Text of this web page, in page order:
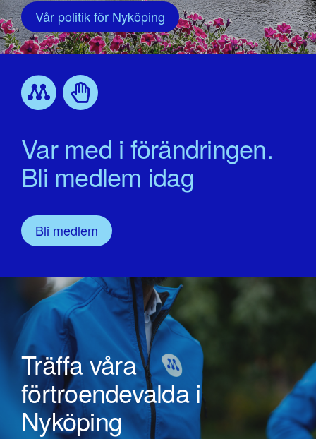
Vår politik för Nyköping
Var med i förändringen.
Bli medlem idag
Bli medlem
Träffa våra
förtroendevalda i
Nyköping